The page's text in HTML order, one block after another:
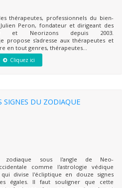
thérapeutes, professionnels du bien-
Peron, fondateur et dirigeant des
et Neorizons depuis 2003.
propose s'adresse aux thérapeutes et
en tout genres, thérapeutes...
Cliquez ici
SIGNES DU ZODIAQUE
sous l'angle de Neo-
comme l'astrologie védique
divise l'écliptique en douze signes
égales. Il faut souligner que cette